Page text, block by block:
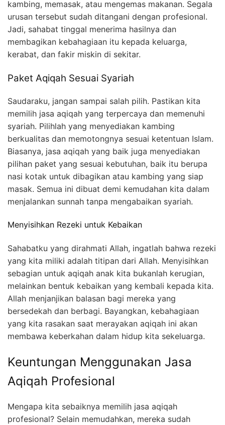
kambing, memasak, atau mengemas makanan. Segala
urusan tersebut sudah ditangani dengan profesional.
Jadi, sahabat tinggal menerima hasilnya dan
membagikan kebahagiaan itu kepada keluarga,
kerabat, dan fakir miskin di sekitar.
Paket Aqiqah Sesuai Syariah
Saudaraku, jangan sampai salah pilih. Pastikan kita
memilih jasa aqiqah yang terpercaya dan memenuhi
syariah. Pilihlah yang menyediakan kambing
berkualitas dan memotongnya sesuai ketentuan Islam.
Biasanya, jasa aqiqah yang baik juga menyediakan
pilihan paket yang sesuai kebutuhan, baik itu berupa
nasi kotak untuk dibagikan atau kambing yang siap
masak. Semua ini dibuat demi kemudahan kita dalam
menjalankan sunnah tanpa mengabaikan syariah.
Menyisihkan Rezeki untuk Kebaikan
Sahabatku yang dirahmati Allah, ingatlah bahwa rezeki
yang kita miliki adalah titipan dari Allah. Menyisihkan
sebagian untuk aqiqah anak kita bukanlah kerugian,
melainkan bentuk kebaikan yang kembali kepada kita.
Allah menjanjikan balasan bagi mereka yang
bersedekah dan berbagi. Bayangkan, kebahagiaan
yang kita rasakan saat merayakan aqiqah ini akan
membawa keberkahan dalam hidup kita sekeluarga.
Keuntungan Menggunakan Jasa
Aqiqah Profesional
Mengapa kita sebaiknya memilih jasa aqiqah
profesional? Selain memudahkan, mereka sudah